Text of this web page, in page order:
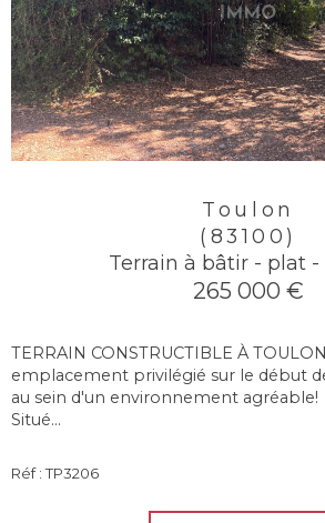
Toulon
(83100)
Terrain à bâtir - plat -
265 000 €
TERRAIN CONSTRUCTIBLE À
emplacement privilégié sur le début
au sein d'un environnement agréable!
Situé...
Réf : TP3206